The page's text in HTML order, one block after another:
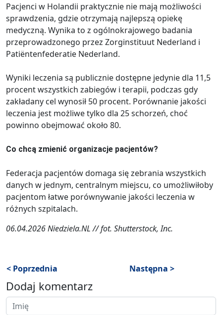
Pacjenci w Holandii praktycznie nie mają możliwości
sprawdzenia, gdzie otrzymają najlepszą opiekę
medyczną. Wynika to z ogólnokrajowego badania
przeprowadzonego przez Zorginstituut Nederland i
Patiëntenfederatie Nederland.
Wyniki leczenia są publicznie dostępne jedynie dla 11,5
procent wszystkich zabiegów i terapii, podczas gdy
zakładany cel wynosił 50 procent. Porównanie jakości
leczenia jest możliwe tylko dla 25 schorzeń, choć
powinno obejmować około 80.
Co chcą zmienić organizacje pacjentów?
Federacja pacjentów domaga się zebrania wszystkich
danych w jednym, centralnym miejscu, co umożliwiłoby
pacjentom łatwe porównywanie jakości leczenia w
różnych szpitalach.
06.04.2026 Niedziela.NL // fot. Shutterstock, Inc.
< Poprzednia Następna >
Dodaj komentarz